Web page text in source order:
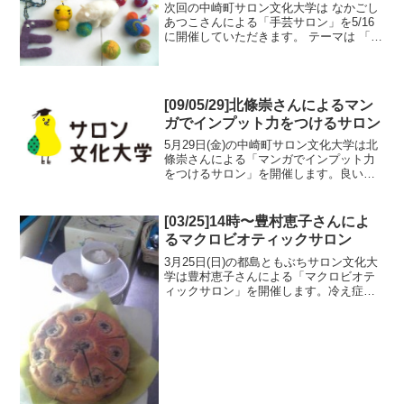
次回の中崎町サロン文化大学は なかごし
あつこさんによる「手芸サロン」を5/16
に開催していただきます。 テーマは 「フ
[09/05/29]北條崇さんによるマン
ガでインプット力をつけるサロン
5月29日(金)の中崎町サロン文化大学は北
條崇さんによる「マンガでインプット力
をつけるサロン」を開催します。良いア
しくインプットの力をつけてみるための
ワークショップを開...
[03/25]14時〜豊村恵子さんによ
るマクロビオティックサロン
3月25日(日)の都島ともぶちサロン文化大
学は豊村恵子さんによる「マクロビオテ
ィックサロン」を開催します。冷え症、